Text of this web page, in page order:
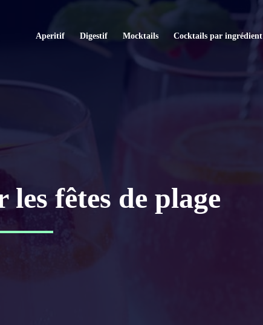
Aperitif Digestif Mocktails Cocktails par ingrédient
fêtes de plage